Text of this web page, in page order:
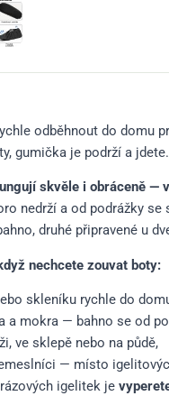
odběhnout do domu
gumička je podrží a jdete.
skvěle i obráceně —
nedrží a od podrážky
druhé připravené u
nechcete zouvat boty:
skleníku rychle do
a mokra — bahno se od
ve sklepě nebo na půdě,
— místo
igelitek je